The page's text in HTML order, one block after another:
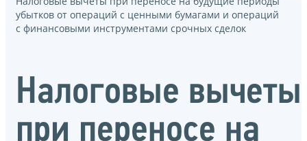
убытков от операций с ценными бумагами и операций
с финансовыми инструментами срочных сделок
Налоговые вычеты
при переносе на